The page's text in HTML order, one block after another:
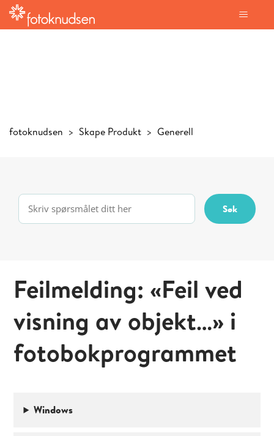
fotoknudsen Skape Produkt Generell
Feilmelding: «Feil ved
visning av objekt…» i
fotobokprogrammet
Windows